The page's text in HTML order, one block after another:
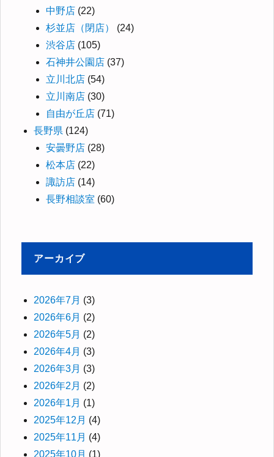
中野店 (22)
杉並店（閉店）
(24)
渋谷店 (105)
石神井公園店 (37)
立川北店 (54)
立川南店 (30)
自由が丘店 (71)
長野県 (124)
安曇野店 (28)
松本店 (22)
諏訪店 (14)
長野相談室 (60)
アーカイブ
2026年7月 (3)
2026年6月 (2)
2026年5月 (2)
2026年4月 (3)
2026年3月 (3)
2026年2月 (2)
2026年1月 (1)
2025年12月 (4)
2025年11月 (4)
2025年10月 (1)